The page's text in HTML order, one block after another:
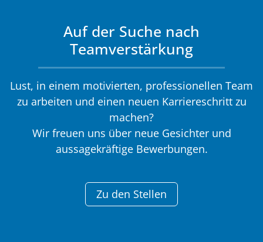
Auf der Suche nach
Teamverstärkung
Lust, in einem motivierten, professionellen Team
zu arbeiten und einen neuen Karriereschritt zu
machen?
Wir freuen uns über neue Gesichter und
aussagekräftige Bewerbungen.
Zu den Stellen